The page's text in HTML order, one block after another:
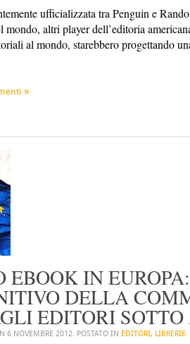
ufficializzata tra Penguin e
mondo, altri player dell’editoria
al mondo, starebbero progettando
EBOOK IN
DELLA
EDITORI SOTTO
6 NOVEMBRE 2012. POSTATO IN EDITORI, LIBRERIE